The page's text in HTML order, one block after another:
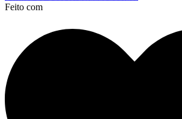
Feito com